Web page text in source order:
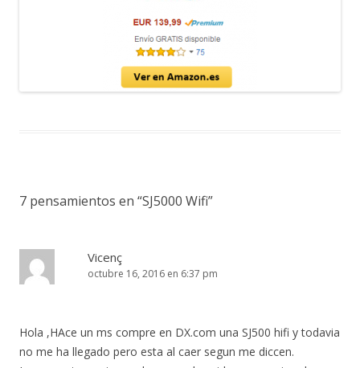
7 pensamientos en “SJ5000 Wifi”
Vicenç
octubre 16, 2016 en 6:37 pm
Hola ,HAce un ms compre en DX.com una SJ500 hifi y todavia
no me ha llegado pero esta al caer segun me diccen.